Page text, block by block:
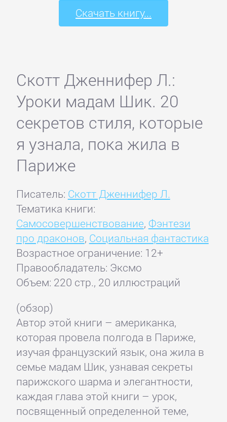
Скачать книгу...
Скотт Дженнифер Л.:
Уроки мадам Шик. 20
секретов стиля, которые
я узнала, пока жила в
Париже
Писатель: Скотт Дженнифер Л.
Тематика книги:
Самосовершенствование, Фэнтези
про драконов, Социальная фантастика
Возрастное ограничение: 12+
Правообладатель: Эксмо
Объем: 220 стр., 20 иллюстраций
(обзор)
Автор этой книги – американка,
которая провела полгода в Париже,
изучая французский язык, она жила в
семье мадам Шик, узнавая секреты
парижского шарма и элегантности,
каждая глава этой книги – урок,
посвященный определенной теме,